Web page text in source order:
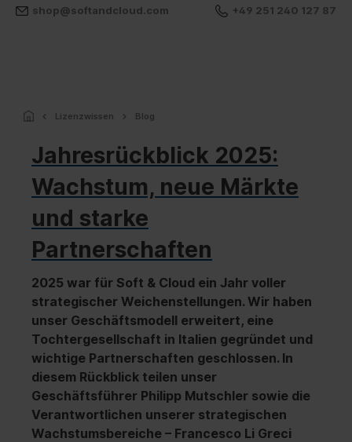
shop@softandcloud.com +49 251 240 127 87
Lizenzwissen Blog
Jahresrückblick 2025:
Wachstum, neue Märkte
und starke
Partnerschaften
2025 war für Soft & Cloud ein Jahr voller
strategischer Weichenstellungen. Wir haben
unser Geschäftsmodell erweitert, eine
Tochtergesellschaft in Italien gegründet und
wichtige Partnerschaften geschlossen. In
diesem Rückblick teilen unser
Geschäftsführer Philipp Mutschler sowie die
Verantwortlichen unserer strategischen
Wachstumsbereiche – Francesco Li Greci